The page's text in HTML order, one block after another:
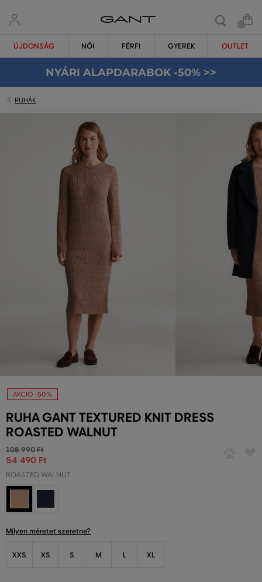
ÚJDONSÁG NŐI FÉRFI GYEREK OUTLET
NYÁRI ALAPDARABOK -50% >>
RUHÁK
AKCIÓ -50%
RUHA GANT TEXTURED KNIT DRESS
ROASTED WALNUT
108 990 Ft
54 490 Ft
ROASTED WALNUT
Milyen méretet szeretne?
XXS XS S M L XL